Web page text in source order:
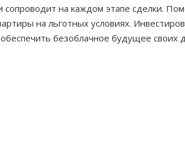
сопроводит на каждом этапе сделки.
на льготных условиях.
безоблачное будущее своих